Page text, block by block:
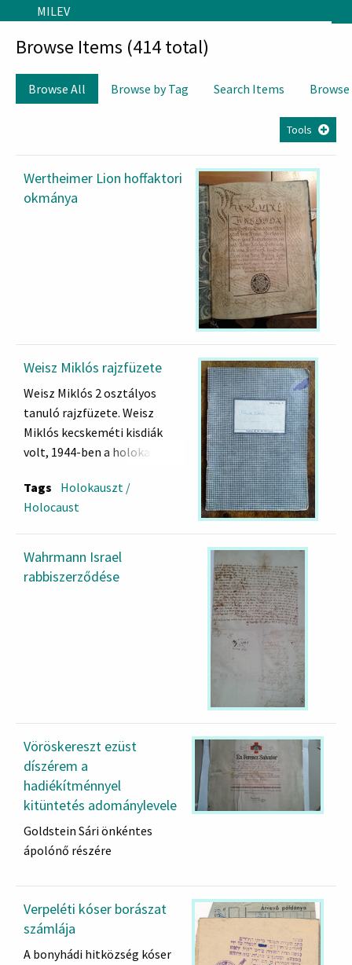
Skip to main content
MILEV
Browse Items (414 total)
Browse All Browse by Tag Search Items
Tools
Wertheimer Lion hoffaktori
okmánya
Weisz Miklós rajzfüzete
Weisz Miklós 2 osztályos
tanuló rajzfüzete. Weisz
Miklós kecskeméti kisdiák
volt, 1944-ben a holokauszt
000539)
Tags
Holokauszt /
Holocaust
Wahrmann Israel
rabbiszerződése
Vöröskereszt ezüst
díszérem a
hadiékítménnyel
kitüntetés adománylevele
Goldstein Sári önkéntes
ápolónő részére
Verpeléti kóser borászat
számlája
A bonyhádi hitközség kóser